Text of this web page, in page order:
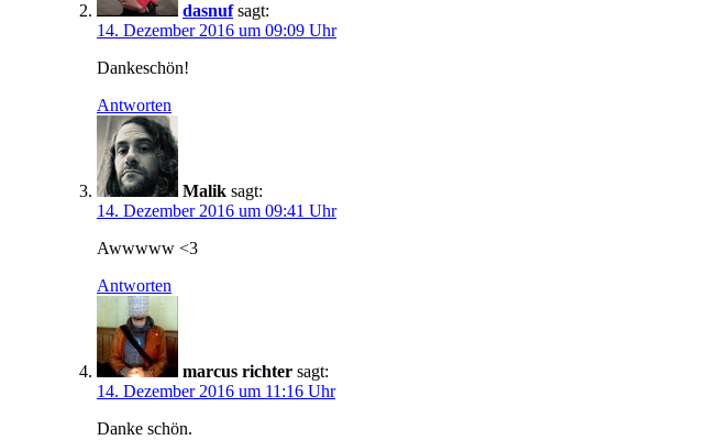
dasnuf sagt:
14. Dezember 2016 um 09:09 Uhr
Dankeschön!
Antworten
Malik sagt:
14. Dezember 2016 um 09:41 Uhr
Awwwww <3
Antworten
marcus richter sagt:
14. Dezember 2016 um 11:16 Uhr
Danke schön.